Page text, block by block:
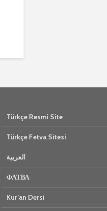
Türkçe Resmi Site
Türkçe Fetva Sitesi
العربية
ФАТВА
Kur’an Dersi